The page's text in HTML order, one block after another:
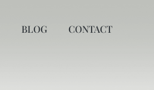
BLOG CONTACT